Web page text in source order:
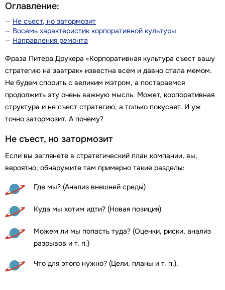
Оглавление:
Не съест, но затормозит
Восемь характеристик корпоративной культуры
Направления ремонта
Фраза Питера Друкера «Корпоративная культура съест вашу
стратегию на завтрак» известна всем и давно стала мемом.
Не будем спорить с великим мэтром, а постараемся
продолжить эту очень важную мысль. Может, корпоративная
структура и не съест стратегию, а только покусает. И уж
точно затормозит. А почему?
Не съест, но затормозит
Если вы заглянете в стратегический план компании, вы,
вероятно, обнаружите там примерно такие разделы:
Где мы? (Анализ внешней среды)
Куда мы хотим идти? (Новая позиция)
Можем ли мы попасть туда? (Оценки, риски, анализ
разрывов и т. п.)
Что для этого нужно? (Цели, планы и т. п.).